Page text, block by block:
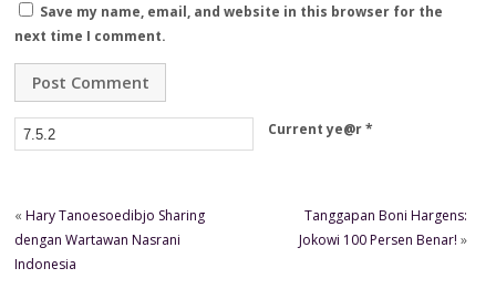
Save my name, email, and website in this browser for the
next time I comment.
Current ye@r*
«Hary Tanoesoedibjo Sharing
dengan Wartawan Nasrani
Indonesia
Tanggapan Boni Hargens:
Jokowi 100 Persen Benar! »